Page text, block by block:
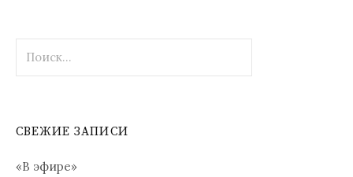
СВЕЖИЕ ЗАПИСИ
«В эфире»